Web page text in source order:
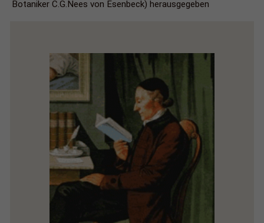
Botaniker C.G.Nees von Esenbeck) herausgegeben